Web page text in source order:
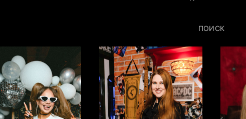
ПОИСК